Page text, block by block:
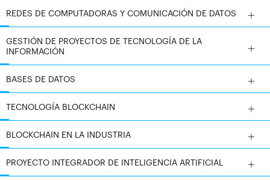
y fiabilidad
Analizar el impacto de estas tecnologías en distintos
sectores
REDES DE COMPUTADORAS Y COMUNICACIÓN DE DATOS
GESTIÓN DE PROYECTOS DE TECNOLOGÍA DE LA
INFORMACIÓN
BASES DE DATOS
TECNOLOGÍA BLOCKCHAIN
BLOCKCHAIN EN LA INDUSTRIA
PROYECTO INTEGRADOR DE INTELIGENCIA ARTIFICIAL